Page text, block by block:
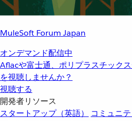
MuleSoft Forum Japan
オンデマンド配信中
Aflacや富士通、ポリプラスチック
を視聴しませんか？
視聴する
開発者リソース
スタートアップ（英語）
コミュニテ